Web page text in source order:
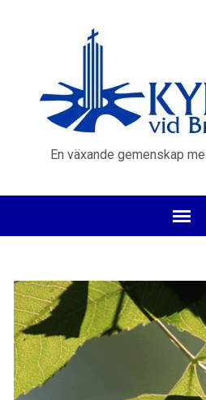
En växande gemenskap